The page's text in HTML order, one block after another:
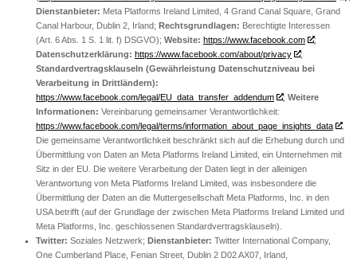
Dienstanbieter: Meta Platforms Ireland Limited, 4 Grand Canal Square, Grand
Canal Harbour, Dublin 2, Irland; Rechtsgrundlagen: Berechtigte Interessen
(Art. 6 Abs. 1 S. 1 lit. f) DSGVO); Website: https://www.facebook.com
;
Datenschutzerklärung: https://www.facebook.com/about/privacy
;
Standardvertragsklauseln (Gewährleistung Datenschutzniveau bei
Verarbeitung in Drittländern):
https://www.facebook.com/legal/EU_data_transfer_addendum
; Weitere
Informationen: Vereinbarung gemeinsamer Verantwortlichkeit:
https://www.facebook.com/legal/terms/information_about_page_insights_data
.
Die gemeinsame Verantwortlichkeit beschränkt sich auf die Erhebung durch und
Übermittlung von Daten an Meta Platforms Ireland Limited, ein Unternehmen mit
Sitz in der EU. Die weitere Verarbeitung der Daten liegt in der alleinigen
Verantwortung von Meta Platforms Ireland Limited, was insbesondere die
Übermittlung der Daten an die Muttergesellschaft Meta Platforms, Inc. in den
USA betrifft (auf der Grundlage der zwischen Meta Platforms Ireland Limited und
Meta Platforms, Inc. geschlossenen Standardvertragsklauseln).
Twitter: Soziales Netzwerk; Dienstanbieter: Twitter International Company,
One Cumberland Place, Fenian Street, Dublin 2 D02 AX07, Irland,